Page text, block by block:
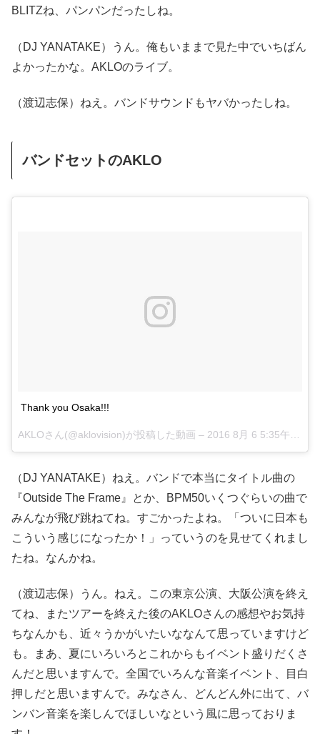
BLITZね、パンパンだったしね。
（DJ YANATAKE）うん。俺もいままで見た中でいちばん
よかったかな。AKLOのライブ。
（渡辺志保）ねえ。バンドサウンドもヤバかったしね。
バンドセットのAKLO
Thank you Osaka!!!
AKLOさん(@aklovision)が投稿した動画 – 2016 8月 6 5:35午前 PDT
（DJ YANATAKE）ねえ。バンドで本当にタイトル曲の
『Outside The Frame』とか、BPM50いくつぐらいの曲で
みんなが飛び跳ねてね。すごかったよね。「ついに日本も
こういう感じになったか！」っていうのを見せてくれまし
たね。なんかね。
（渡辺志保）うん。ねえ。この東京公演、大阪公演を終え
てね、またツアーを終えた後のAKLOさんの感想やお気持
ちなんかも、近々うかがいたいななんて思っていますけど
も。まあ、夏にいろいろとこれからもイベント盛りだくさ
んだと思いますんで。全国でいろんな音楽イベント、目白
押しだと思いますんで。みなさん、どんどん外に出て、バ
ンバン音楽を楽しんでほしいなという風に思っておりま